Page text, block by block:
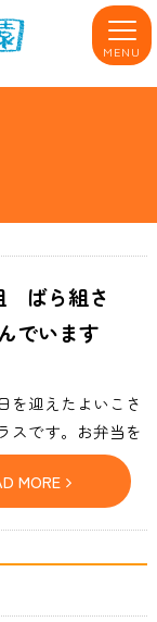
MENU
ばら組さ
でいます
を迎えたよいこさ
スです。お弁当を
手になりました。
MORE